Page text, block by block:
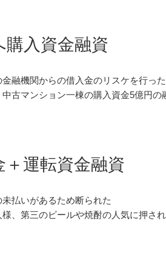
入資金融資
融機関からの借入金のリスケを行っ
古マンション一棟の購入資金5億円
運転資金融資
払いがあるため断られた
、第三のビールや焼酎の人気に押さ